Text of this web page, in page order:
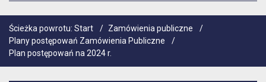
Ścieżka powrotu: Start / Zamówienia publiczne
/
Plany postępowań Zamówienia Publiczne
/
Plan postępowań na 2024 r.